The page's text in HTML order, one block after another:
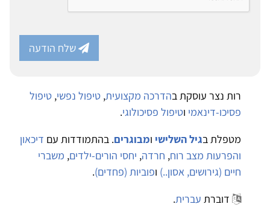
שלח הודעה
רות נצר עוסקת בהדרכה מקצועית, טיפול נפשי, טיפול
פסיכו-דינאמי וטיפול פסיכולוגי.
מטפלת בגיל השלישי ומבוגרים. בהתמודדות עם דיכאון
והפרעות מצב רוח, חרדה, יחסי הורים-ילדים, משברי
חיים (גירושים, אסון..) ופוביות (פחדים).
דוברת עברית.